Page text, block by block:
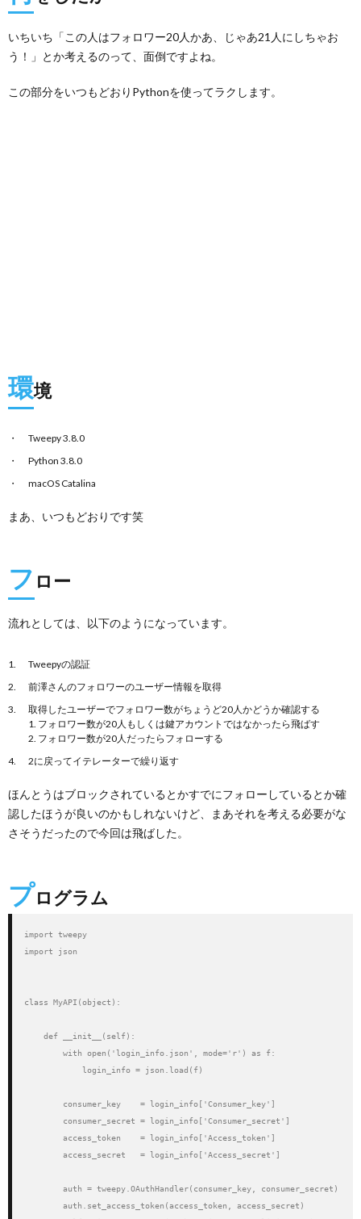
いちいち「この人はフォロワー20人かあ、じゃあ21人にしちゃお
う！」とか考えるのって、面倒ですよね。
この部分をいつもどおりPythonを使ってラクします。
環境
Tweepy 3.8.0
Python 3.8.0
macOS Catalina
まあ、いつもどおりです笑
フ ロー
流れとしては、以下のようになっています。
Tweepyの認証
前澤さんのフォロワーのユーザー情報を取得
取得したユーザーでフォロワー数がちょうど20人かどうか確認する
1. フォロワー数が20人もしくは鍵アカウントではなかったら飛ばす
2. フォロワー数が20人だったらフォローする
2に戻ってイテレーターで繰り返す
ほんとうはブロックされているとかすでにフォローしているとか確
認したほうが良いのかもしれないけど、まあそれを考える必要がな
さそうだったので今回は飛ばした。
プログラム
import tweepy
import json
class MyAPI(object):
    def __init__(self):
        with open('login_info.json', mode='r') as f:
            login_info = json.load(f)
        consumer_key    = login_info['Consumer_key']
        consumer_secret = login_info['Consumer_secret']
        access_token    = login_info['Access_token']
        access_secret   = login_info['Access_secret']
        auth = tweepy.OAuthHandler(consumer_key, consumer_secret)
        auth.set_access_token(access_token, access_secret)